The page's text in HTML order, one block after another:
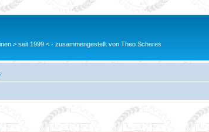
> seit 1999 < - zusammengestellt von Theo Scheres